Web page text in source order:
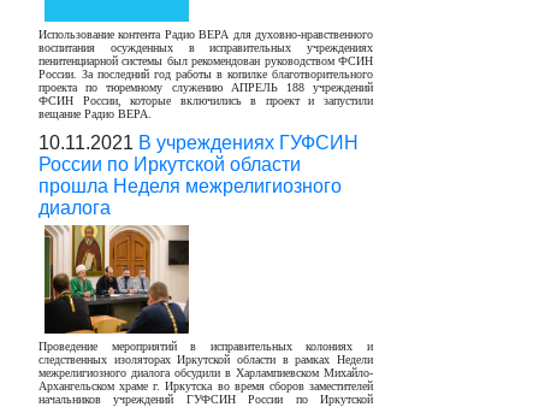
Использование контента Радио ВЕРА для духовно-нравственного
воспитания осужденных в исправительных учреждениях
пенитенциарной системы был рекомендован руководством ФСИН
России. За последний год работы в копилке благотворительного
проекта по тюремному служению АПРЕЛЬ 188 учреждений
ФСИН России, которые включились в проект и запустили
вещание Радио ВЕРА.
10.11.2021 В учреждениях ГУФСИН
России по Иркутской области
прошла Неделя межрелигиозного
диалога
Проведение мероприятий в исправительных колониях и
следственных изоляторах Иркутской области в рамках Недели
межрелигиозного диалога обсудили в Харлампиевском Михайло-
Архангельском храме г. Иркутска во время сборов заместителей
начальников учреждений ГУФСИН России по Иркутской